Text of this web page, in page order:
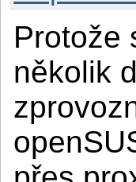
Protože
několik